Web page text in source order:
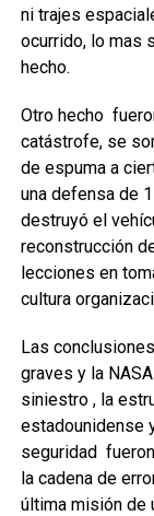
ni trajes
ocurrido, lo mas
hecho.
Otro hecho
catástrofe, se
de espuma a
una defensa de
destruyó el
reconstrucción
lecciones en
cultura
Las
graves y la
siniestro , la
estadounidense
seguridad
la cadena de
última misión de